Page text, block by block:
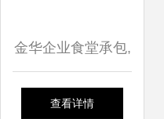
金华企业食堂承包,
工厂食堂承包,这家
查看详情